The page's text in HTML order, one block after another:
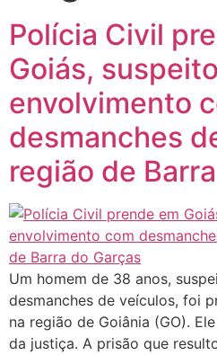
Polícia Civil
Goiás,
envolvimento
desmanches
região de
Um homem de 38 anos,
desmanches de veículos, foi
na região de Goiânia (GO).
da justiça. A prisão que